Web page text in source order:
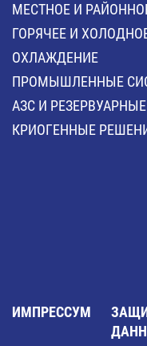
МЕСТНОЕ И
ГОРЯЧЕЕ И
ОХЛАЖДЕНИЕ
ПРОМЫШЛЕННЫЕ
АЗС И
КРИОГЕННЫЕ
ИМПРЕССУМ